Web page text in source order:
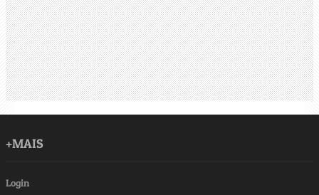
+MAIS
Login